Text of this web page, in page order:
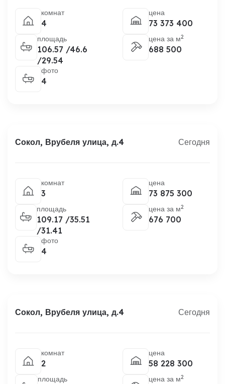
комнат
4
площадь
106.57 /46.6
/29.54
цена
73 373 400
цена за м2
688 500
фото
4
Сокол, Врубеля улица, д.4 Сегодня
комнат
3
площадь
109.17 /35.51
/31.41
цена
73 875 300
цена за м2
676 700
фото
4
Сокол, Врубеля улица, д.4 Сегодня
комнат
2
площадь
цена
58 228 300
цена за м2